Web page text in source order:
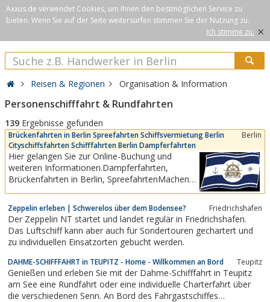
Axxus.de verwendet Cookies, um Ihnen den bestmöglichen Service zu
bieten. Wenn Sie auf der Seite weitersurfen stimmen Sie der Nutzung zu.
Ich stimme zu. ×
Reisen & Regionen Organisation & Information
Personenschifffahrt & Rundfahrten
139 Ergebnisse gefunden
Brückenfahrten in Berlin Spreefahrten Schiffsvermietung Berlin
Cityschiffsfahrten Schifffahrten Berlin Dampferfahrten
Berlin
Hier gelangen Sie zur Online-Buchung und
weiteren Informationen.Dampferfahrten,
Brückenfahrten in Berlin, SpreefahrtenMachen
die schönsten Sehenswürdigkeiten, wie den
Berliner Fernsehturm, das Regierungsviertel, das
Nikolaiviertel...
Zeppelin erleben | Schwerelos über dem Bodensee? Friedrichshafen
Der Zeppelin NT startet und landet regulär in Friedrichshafen.
Das Luftschiff kann aber auch für Sondertouren gechartert und
zu individuellen Einsatzorten gebucht werden.
DAHME-SCHIFFFAHRT in TEUPITZ - Home - Willkommen an Bord Teupitz
Genießen und erleben Sie mit der Dahme-Schifffahrt in Teupitz
am See eine Rundfahrt oder eine individuelle Charterfahrt über
die verschiedenen Senn. An Bord des Fahrgastschiffes